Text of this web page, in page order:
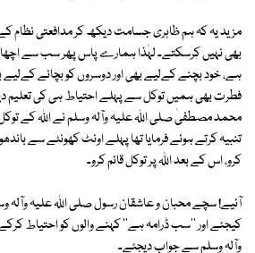
مزید یہ کہ ہم ظاہری جسامت دیکھ کر مدافعتی نظام
بھی نہیں کرسکتے۔ لہٰذا ہمارے پاس پھر سب سے اچھا
ہے، خود بچنے کےلیے بھی اور دوسروں کو بچانے کےلیے
فطرت بھی ہمیں توکل سے پہلے احتیاط ہی کی
محمد مصطفیٰ صلی اللہ علیہ وآلہ وسلم نے اللہ کے
تنبیہ کرتے ہوئے فرمایا تھا پہلے اونٹ کھونٹے سے
کرو، اس کے بعد اللہ پر توکل قائم کرو۔
آئیے! سچے محبان و عاشقان رسول صلی اللہ علیہ وآلہ
کیجئے اور ''سب ڈرامہ ہے'' کہنے والوں کو احتیاط
وآلہ وسلم سے جواب دیجئے۔